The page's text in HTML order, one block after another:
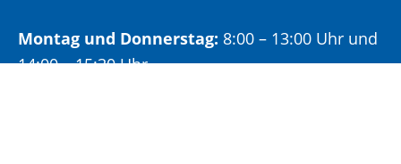
Montag und Donnerstag: 8:00 – 13:00 Uhr und
14:00 – 15:30 Uhr